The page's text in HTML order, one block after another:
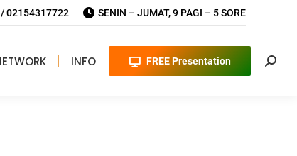
02154317722 SENIN – JUMAT, 9 PAGI – 5 SORE
INFO FREE Presentation